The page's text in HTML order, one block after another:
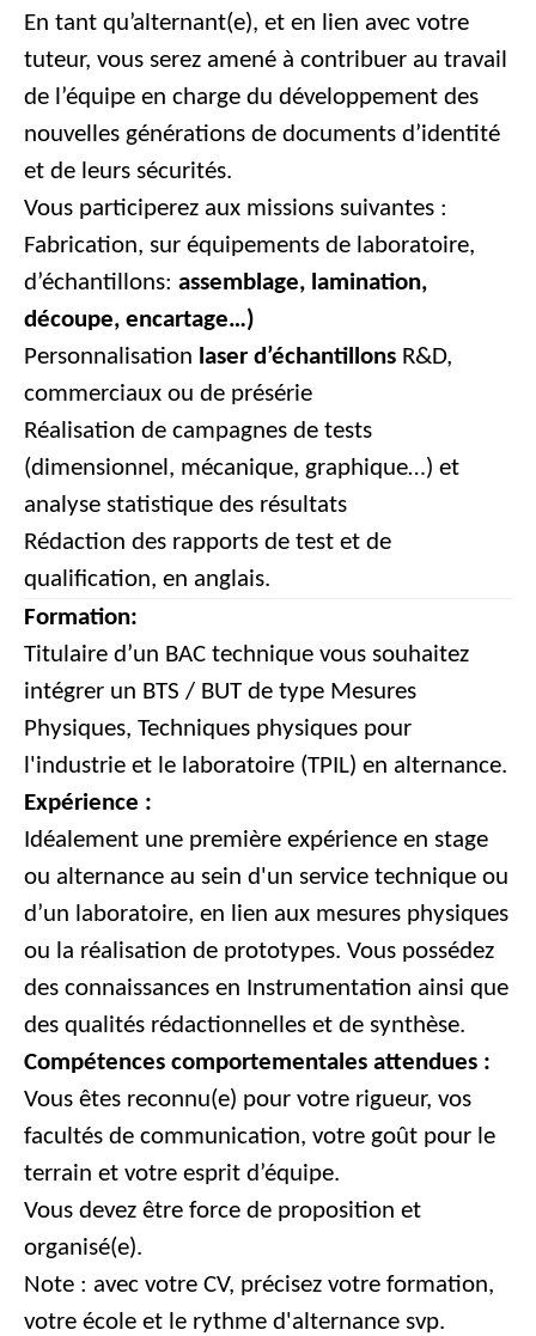
En tant qu’alternant(e), et en lien avec votre
tuteur, vous serez amené à contribuer au travail
de l’équipe en charge du développement des
nouvelles générations de documents d’identité
et de leurs sécurités.
Vous participerez aux missions suivantes :
Fabrication, sur équipements de laboratoire,
d’échantillons: assemblage, lamination,
découpe, encartage…)
Personnalisation laser d’échantillons R&D,
commerciaux ou de présérie
Réalisation de campagnes de tests
(dimensionnel, mécanique, graphique…) et
analyse statistique des résultats
Rédaction des rapports de test et de
qualification, en anglais.
Formation:
Titulaire d’un BAC technique vous souhaitez
intégrer un BTS / BUT de type Mesures
Physiques, Techniques physiques pour
l'industrie et le laboratoire (TPIL) en alternance.
Expérience :
Idéalement une première expérience en stage
ou alternance au sein d'un service technique ou
d’un laboratoire, en lien aux mesures physiques
ou la réalisation de prototypes. Vous possédez
des connaissances en Instrumentation ainsi que
des qualités rédactionnelles et de synthèse.
Compétences comportementales attendues :
Vous êtes reconnu(e) pour votre rigueur, vos
facultés de communication, votre goût pour le
terrain et votre esprit d’équipe.
Vous devez être force de proposition et
organisé(e).
Note : avec votre CV, précisez votre formation,
votre école et le rythme d'alternance svp.